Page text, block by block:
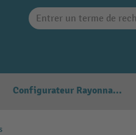
Configurateur Rayonnages